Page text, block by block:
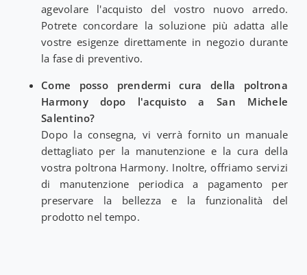
agevolare l'acquisto del vostro nuovo arredo.
Potrete concordare la soluzione più adatta alle
vostre esigenze direttamente in negozio durante
la fase di preventivo.
Come posso prendermi cura della poltrona
Harmony dopo l'acquisto a San Michele
Salentino?
Dopo la consegna, vi verrà fornito un manuale
dettagliato per la manutenzione e la cura della
vostra poltrona Harmony. Inoltre, offriamo servizi
di manutenzione periodica a pagamento per
preservare la bellezza e la funzionalità del
prodotto nel tempo.